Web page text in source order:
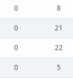
0
8
0
21
0
22
0
5